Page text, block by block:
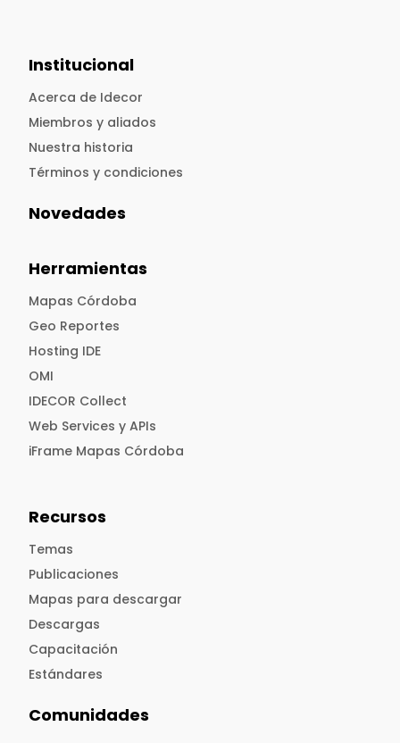
Institucional
Acerca de Idecor
Miembros y aliados
Nuestra historia
Términos y condiciones
Novedades
Herramientas
Mapas Córdoba
Geo Reportes
Hosting IDE
OMI
IDECOR Collect
Web Services y APIs
iFrame Mapas Córdoba
Recursos
Temas
Publicaciones
Mapas para descargar
Descargas
Capacitación
Estándares
Comunidades